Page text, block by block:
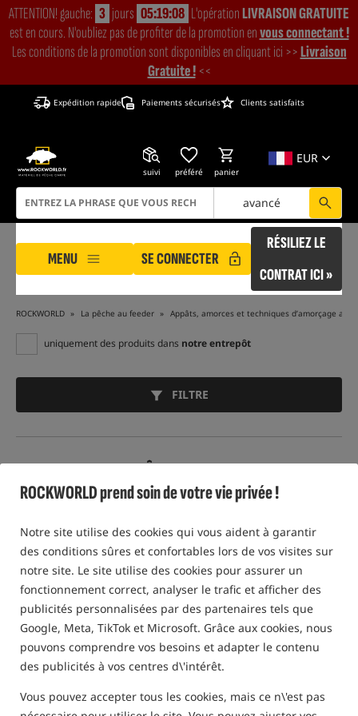
ROCKWORLD prend soin de votre vie privée !
Notre site utilise des cookies qui vous aident à garantir
des conditions sûres et confortables lors de vos visites sur
notre site. Le site utilise des cookies pour assurer un
fonctionnement correct, analyser le trafic et afficher des
publicités personnalisées par des partenaires tels que
Google, Meta, TikTok et Microsoft. Grâce aux cookies, nous
pouvons comprendre vos besoins et adapter le contenu
des publicités à vos centres d\'intérêt.
Vous pouvez accepter tous les cookies, mais ce n\'est pas
ATTENTION! gauche: 3 jours 05:19:07 L'opérationLIVRAISON GRATUITE
est en cours. N'oubliez pas de profiter de la promotion envous connectant !
Les conditions de la promotion sont disponibles en cliquant ici >>Livraison
Gratuite !<<
Expédition rapide Paiements sécurisés Clients satisfaits
EUR
suivi préféré panier
avancé
MENU SE CONNECTER
RÉSILIEZ LE
CONTRAT ICI »
ROCKWORLD La pêche au feeder Appâts, amorces et techniques d’amorçage au
uniquement des produits dans notre entrepôt
FILTRE
APPÂTS WAFTERS
Sonubaits Micro Bandum
Wafters - Salted Caramel
Appâts équilibrés en forme de dumbells
6,58EUR
Prix de la catégorie: 7,15/ -8%
Massive Feeder Tricky
Wafters Citrus Mango
5,20 EUR
vous recevez0,05 points